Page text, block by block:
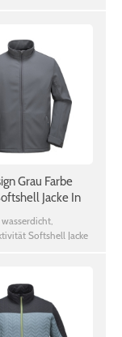
Grau Farbe
Jacke In
Softshell Jacke